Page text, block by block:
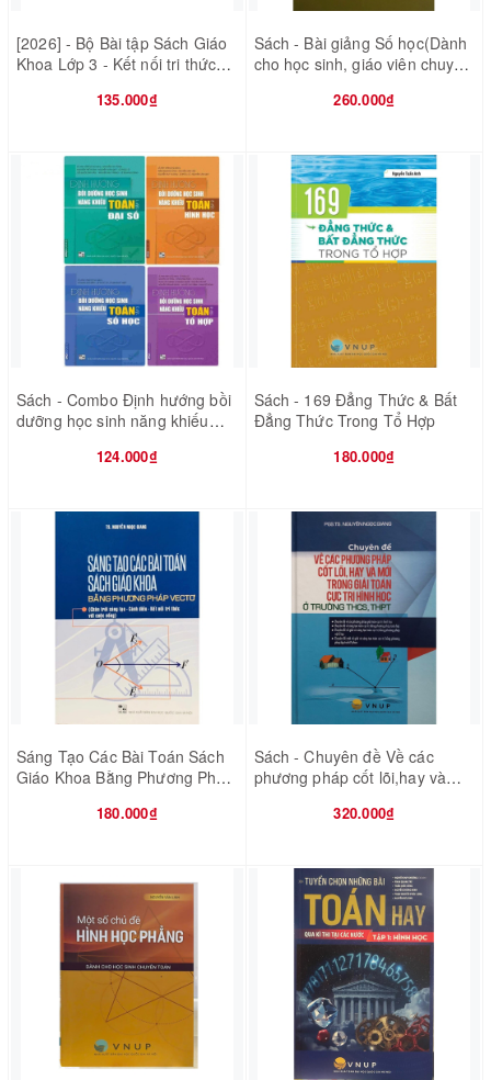
[2026] - Bộ Bài tập Sách Giáo
Khoa Lớp 3 - Kết nối tri thức
kèm 8 bao sách)
135.000₫
Sách - Bài giảng Số học(Dành
cho học sinh, giáo viên chuyên
260.000₫
Sách - Combo Định hướng bồi
dưỡng học sinh năng khiếu
học - Tổ hợp)124.000₫
Sách - 169 Đẳng Thức & Bất
Đẳng Thức Trong Tổ Hợp
180.000₫
Sáng Tạo Các Bài Toán Sách
Giáo Khoa Bằng Phương Pháp
180.000₫
Sách - Chuyên đề Về các
phương pháp cốt lõi,hay và
học ở trường THCS, THPT
320.000₫